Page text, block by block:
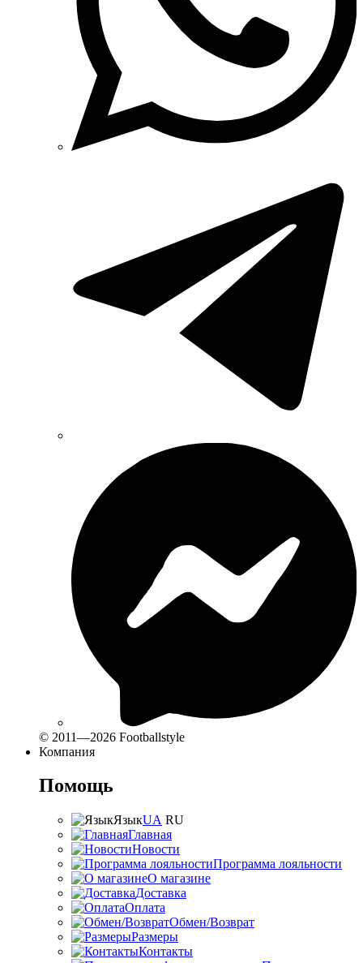
© 2011—2026 Footballstyle
Компания
Помощь
ЯзыкUA RU
Главная
Новости
Программа лояльности
О магазине
Доставка
Оплата
Обмен/Возврат
Размеры
Контакты